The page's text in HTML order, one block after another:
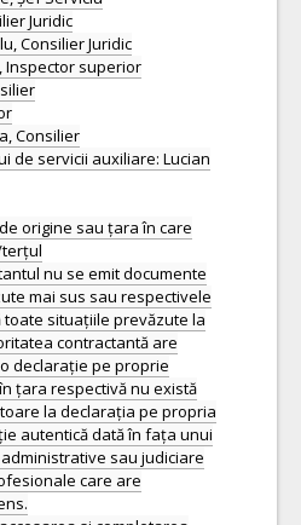
Juridic
Consilier Juridic
Inspector superior
Consilier
de servicii auxiliare: Lucian
origine sau țara în care
nu se emit documente
mai sus sau respectivele
situațiile prevăzute la
contractantă are
declarație pe proprie
țara respectivă nu există
la declarația pe propria
autentică dată în fața unui
sau judiciare
care are